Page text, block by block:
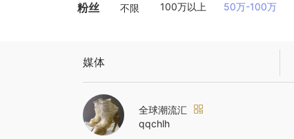
粉丝 不限 100万以上 50万-100万
媒体
全球潮流汇
qqchlh